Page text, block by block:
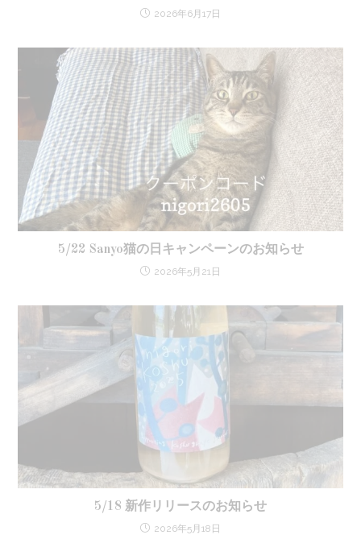
2026年6月17日
5/22 Sanyo猫の日キャンペーンのお知らせ
2026年5月21日
5/18 新作リリースのお知らせ
2026年5月18日